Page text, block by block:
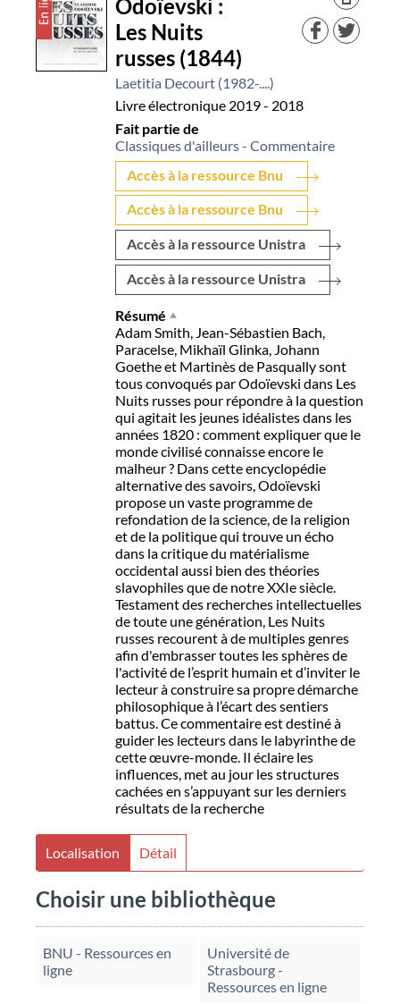
documentOdoïevski :
Les Nuits
russes (1844)
Laetitia Decourt (1982-....)
Livre électronique 2019 - 2018
Fait partie de
Classiques d'ailleurs - Commentaire
Accès à la ressource Bnu
Accès à la ressource Bnu
Accès à la ressource Unistra
Accès à la ressource Unistra
Résumé
Adam Smith, Jean-Sébastien Bach,
Paracelse, Mikhaïl Glinka, Johann
Goethe et Martinès de Pasqually sont
tous convoqués par Odoïevski dans Les
Nuits russes pour répondre à la question
qui agitait les jeunes idéalistes dans les
années 1820 : comment expliquer que le
monde civilisé connaisse encore le
malheur ? Dans cette encyclopédie
alternative des savoirs, Odoïevski
propose un vaste programme de
refondation de la science, de la religion
et de la politique qui trouve un écho
dans la critique du matérialisme
occidental aussi bien des théories
slavophiles que de notre XXIe siècle.
Testament des recherches intellectuelles
de toute une génération, Les Nuits
russes recourent à de multiples genres
afin d'embrasser toutes les sphères de
l'activité de l’esprit humain et d’inviter le
lecteur à construire sa propre démarche
philosophique à l’écart des sentiers
battus. Ce commentaire est destiné à
guider les lecteurs dans le labyrinthe de
cette œuvre-monde. Il éclaire les
influences, met au jour les structures
cachées en s’appuyant sur les derniers
résultats de la recherche
Localisation Détail
Choisir une bibliothèque
BNU - Ressources en
ligne
Université de
Strasbourg -
Ressources en ligne